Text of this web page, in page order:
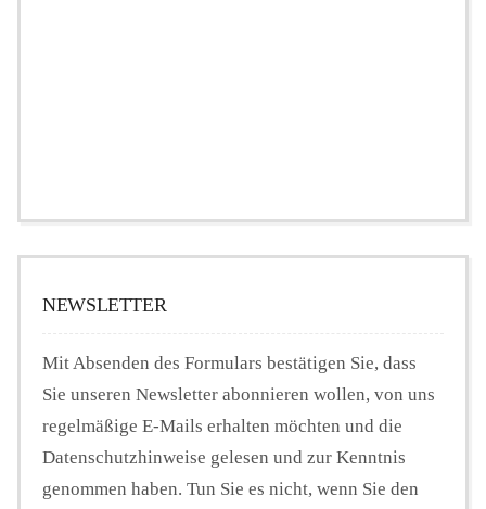
NEWSLETTER
Mit Absenden des Formulars bestätigen Sie, dass
Sie unseren Newsletter abonnieren wollen, von uns
regelmäßige E-Mails erhalten möchten und die
Datenschutzhinweise gelesen und zur Kenntnis
genommen haben. Tun Sie es nicht, wenn Sie den